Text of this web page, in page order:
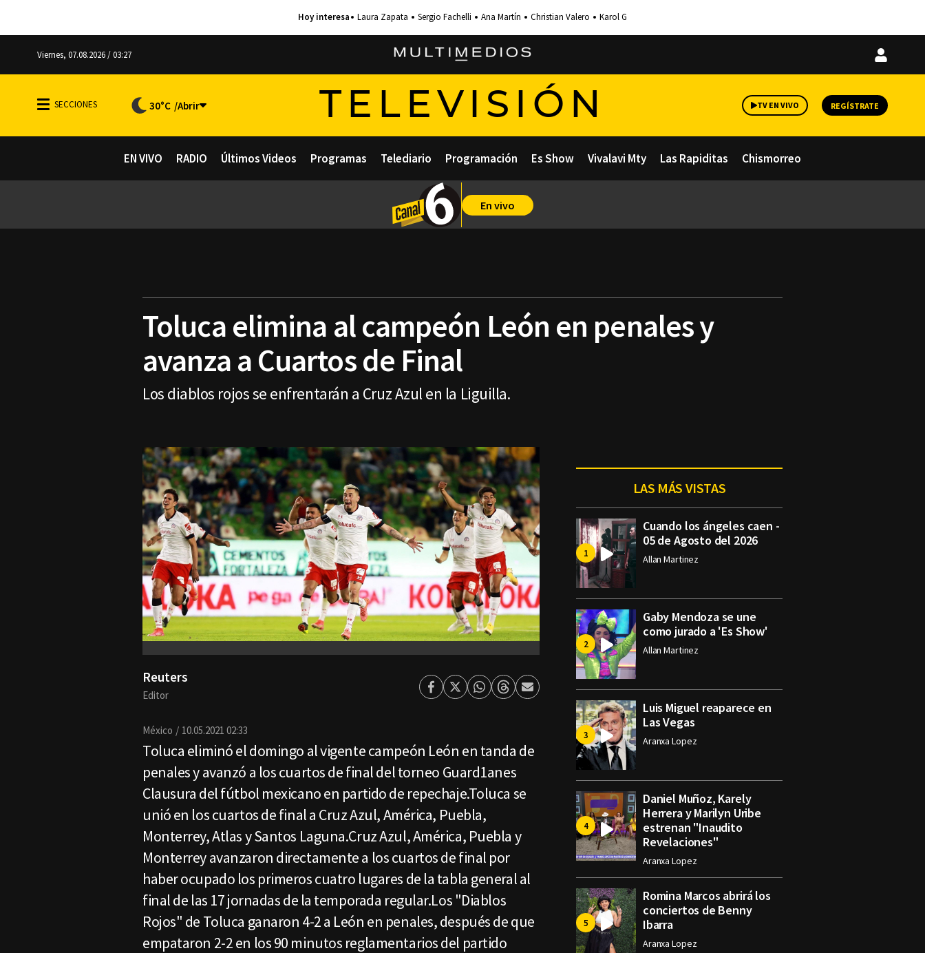
Laura Zapata Sergio Fachelli Ana Martín Christian Valero Karol G
Viernes, 07.08.2026 / 03:27
Iniciar
30°C TELEVISIÓN TV EN VIVO REGÍSTRATE
EN VIVO RADIO Últimos Videos Programas Telediario Programación Es Show Vivalavi Mty Las Rapiditas Chismorreo
En vivo
Toluca elimina al campeón León en penales y
avanza a Cuartos de Final
Los diablos rojos se enfrentarán a Cruz Azul en la Liguilla.
Reuters
Editor Facebook
TwitterWhatsapp
ThreadsEnviar
México 10.05.2021 02:33
Toluca eliminó el domingo al vigente campeón León en tanda de
penales y avanzó a los cuartos de final del torneo Guard1anes
Clausura del fútbol mexicano en partido de repechaje.Toluca se
unió en los cuartos de final a Cruz Azul, América, Puebla,
Monterrey, Atlas y Santos Laguna.Cruz Azul, América, Puebla y
Monterrey avanzaron directamente a los cuartos de final por
haber ocupado los primeros cuatro lugares de la tabla general al
final de las 17 jornadas de la temporada regular.Los "Diablos
Rojos" de Toluca ganaron 4-2 a León en penales, después de que
empataron 2-2 en los 90 minutos reglamentarios del partido
LAS MÁS VISTAS
Cuando los ángeles caen -
05 de Agosto del 2026
Allan Martinez
Gaby Mendoza se une
como jurado a 'Es Show'
Allan Martinez
Luis Miguel reaparece en
Las Vegas
Aranxa Lopez
Daniel Muñoz, Karely
Herrera y Marilyn Uribe
estrenan "Inaudito
Revelaciones"
Aranxa Lopez
Romina Marcos abrirá los
conciertos de Benny
Ibarra
Aranxa Lopez